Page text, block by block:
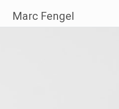
Inhalt
springen
Marc Fengel